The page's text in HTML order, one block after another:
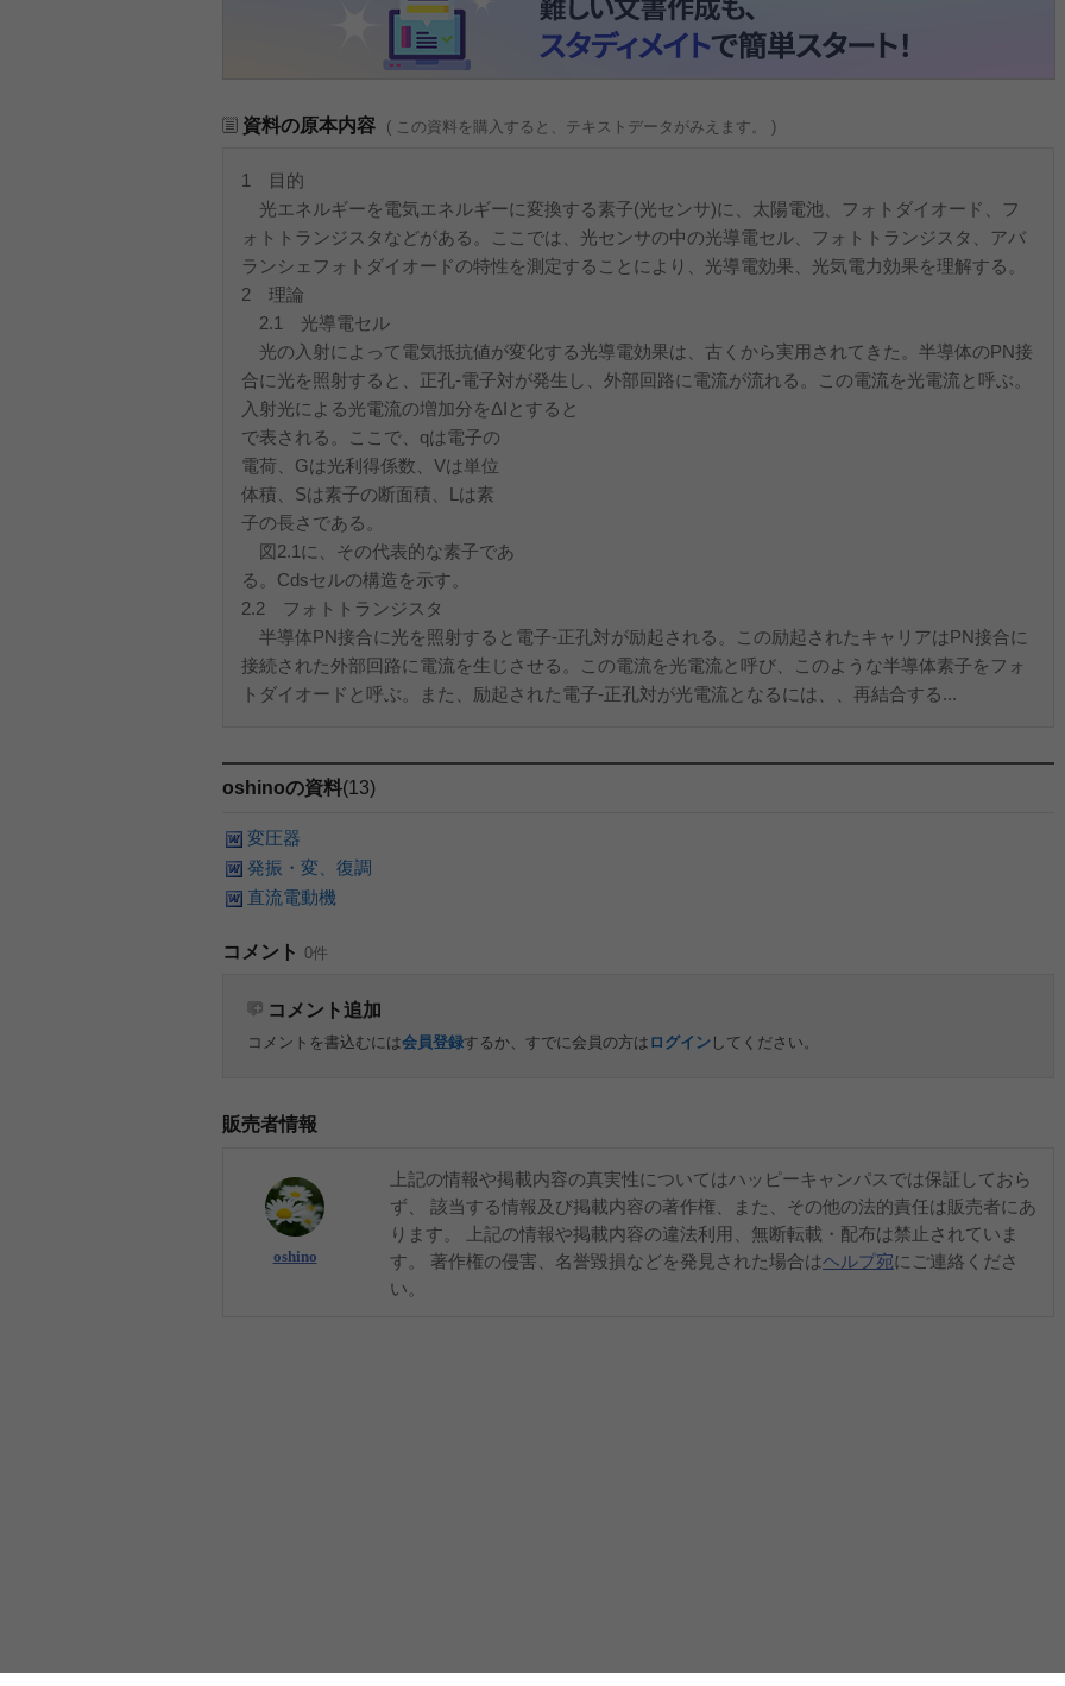
資料の原本内容 ( この資料を購入すると、テキストデータがみえます。 )
1 目的
光エネルギーを電気エネルギーに変換する素子(光センサ)に、太陽電池、フォトダイオード、フ
ォトトランジスタなどがある。ここでは、光センサの中の光導電セル、フォトトランジスタ、アバ
ランシェフォトダイオードの特性を測定することにより、光導電効果、光気電力効果を理解する。
2 理論
2.1 光導電セル
光の入射によって電気抵抗値が変化する光導電効果は、古くから実用されてきた。半導体のPN接
合に光を照射すると、正孔‐電子対が発生し、外部回路に電流が流れる。この電流を光電流と呼ぶ。
入射光による光電流の増加分をΔIとすると
で表される。ここで、qは電子の
電荷、Gは光利得係数、Vは単位
体積、Sは素子の断面積、Lは素
子の長さである。
図2.1に、その代表的な素子であ
る。Cdsセルの構造を示す。
2.2 フォトトランジスタ
半導体PN接合に光を照射すると電子‐正孔対が励起される。この励起されたキャリアはPN接合に
接続された外部回路に電流を生じさせる。この電流を光電流と呼び、このような半導体素子をフォ
トダイオードと呼ぶ。また、励起された電子‐正孔対が光電流となるには、、再結合する...
oshinoの資料(13)
変圧器
発振・変、復調
直流電動機
コメント 0件
コメント追加
コメントを書込むには会員登録するか、すでに会員の方は ログイン してください。
販売者情報
oshino
上記の情報や掲載内容の真実性についてはハッピーキャンパスでは保証しておら
ず、 該当する情報及び掲載内容の著作権、また、その他の法的責任は販売者にあ
ります。 上記の情報や掲載内容の違法利用、無断転載・配布は禁止されていま
す。 著作権の侵害、名誉毀損などを発見された場合はヘルプ宛にご連絡くださ
い。